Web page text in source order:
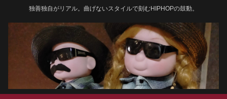
独善独自がリアル。曲げないスタイルで刻むHIPHOPの鼓動。